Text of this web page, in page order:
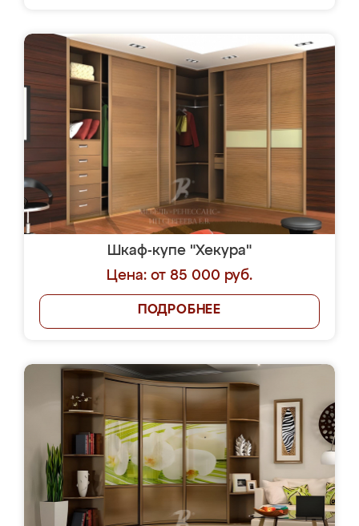
Шкаф-купе "Хекура"
Цена: от 85 000 руб.
ПОДРОБНЕЕ